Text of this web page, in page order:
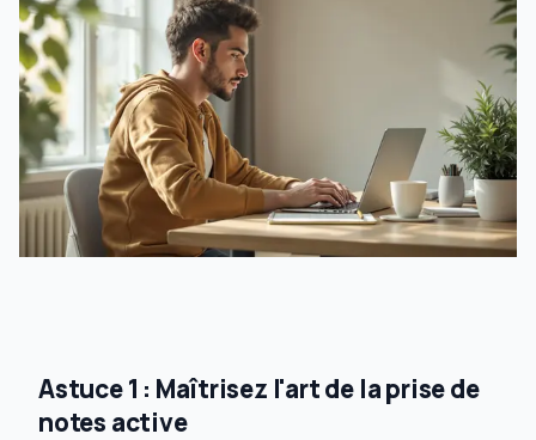
Astuce 1 : Maîtrisez l'art de la prise de
notes active